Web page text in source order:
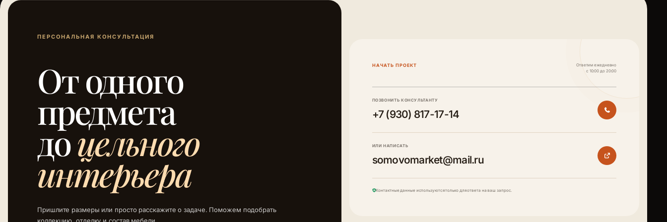
ПЕРСОНАЛЬНАЯ КОНСУЛЬТАЦИЯ
От одного
предмета
доцельного
интерьера
Пришлите размеры или просто расскажите о задаче. Поможем подобрать
коллекцию, отделку и состав мебели.
НАЧАТЬ ПРОЕКТ
Ответим ежедневно
с 10:00 до 20:00
ПОЗВОНИТЬ КОНСУЛЬТАНТУ
+7 (930) 817-17-14
ИЛИ НАПИСАТЬ
somovomarket@mail.ru
Контактные данные используются только для ответа на ваш запрос.